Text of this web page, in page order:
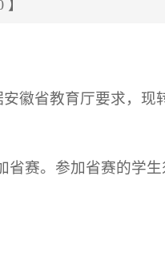
徽省教育厅要求，现
赛。参加省赛的学